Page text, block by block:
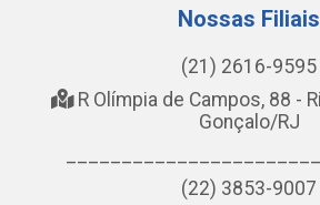
Nossas Filiais
(21) 2616-9595
R Olímpia de Campos, 88 -
Gonçalo/RJ
(22) 3853-9007